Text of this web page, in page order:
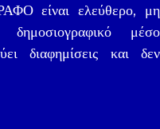
είναι ελεύθερο, μη
δημοσιογραφικό μέσο
διαφημίσεις και δεν